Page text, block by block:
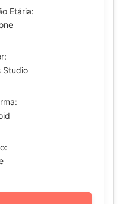
Etária:
Studio